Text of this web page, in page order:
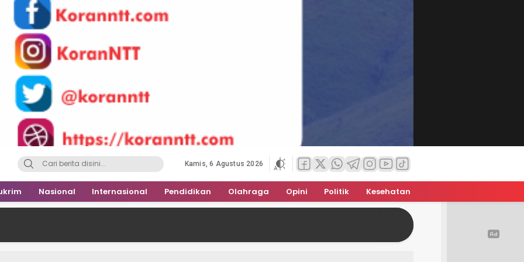
Kamis, 6 Agustus 2026
Nasional Internasional Pendidikan Olahraga Opini Politik Kesehatan
Hakim Vonis Ade Kuswandi 2,6 Tahun